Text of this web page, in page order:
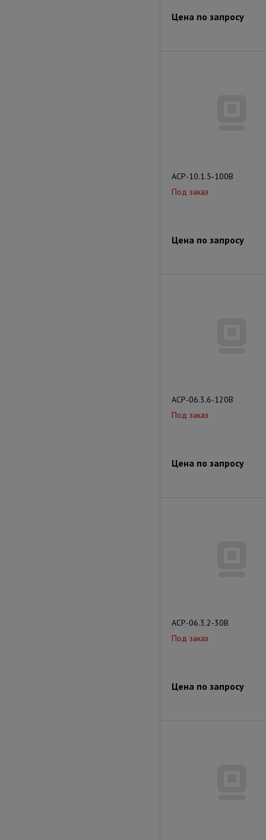
Цена по запросу
АСР-10.1.5-100В
Под заказ
Цена по запросу
АСР-06.3.6-120В
Под заказ
Цена по запросу
АСР-06.3.2-30В
Под заказ
Цена по запросу